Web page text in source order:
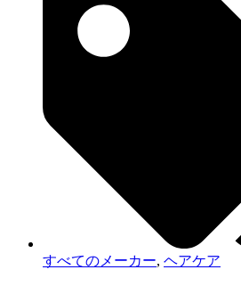
すべてのメーカー, ヘアケア